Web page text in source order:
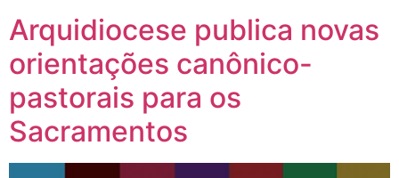
Arquidiocese publica novas
orientações canônico-
pastorais para os
Sacramentos